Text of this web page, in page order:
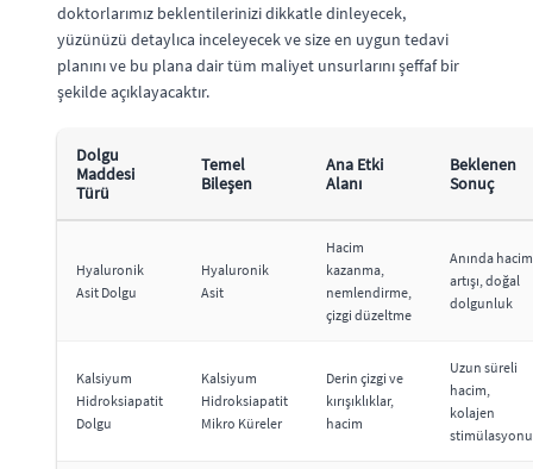
doktorlarımız beklentilerinizi dikkatle dinleyecek,
yüzünüzü detaylıca inceleyecek ve size en uygun tedavi
planını ve bu plana dair tüm maliyet unsurlarını şeffaf bir
şekilde açıklayacaktır.
Dolgu
Maddesi
Türü
Temel
Bileşen
Ana Etki
Alanı
Beklenen
Sonuç
Hyaluronik
Asit Dolgu
Hyaluronik
Asit
Hacim
kazanma,
nemlendirme,
çizgi düzeltme
Anında hacim
artışı, doğal
dolgunluk
Kalsiyum
Hidroksiapatit
Dolgu
Kalsiyum
Hidroksiapatit
Mikro Küreler
Derin çizgi ve
kırışıklıklar,
hacim
Uzun süreli
hacim,
kolajen
stimülasyonu